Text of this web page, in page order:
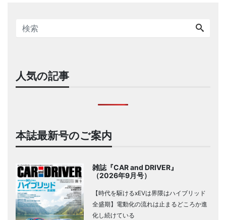
人気の記事
本誌最新号のご案内
雑誌『CAR and DRIVER』
（2026年9月号）
【時代を駆けるxEVは界隈はハイブリッド
全盛期】電動化の流れは止まるどころか進
化し続けている